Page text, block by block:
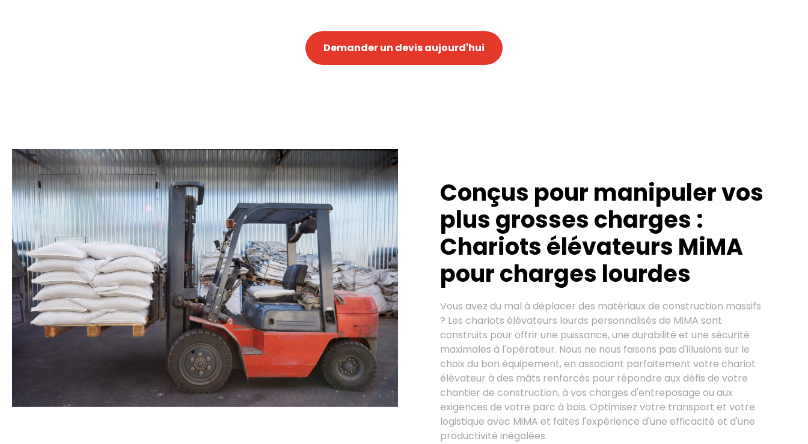
Demander un devis aujourd'hui
Conçus pour manipuler vos
plus grosses charges :
Chariots élévateurs MiMA
pour charges lourdes
Vous avez du mal à déplacer des matériaux de construction massifs
? Les chariots élévateurs lourds personnalisés de MiMA sont
construits pour offrir une puissance, une durabilité et une sécurité
maximales à l'opérateur. Nous ne nous faisons pas d'illusions sur le
choix du bon équipement, en associant parfaitement votre chariot
élévateur à des mâts renforcés pour répondre aux défis de votre
chantier de construction, à vos charges d'entreposage ou aux
exigences de votre parc à bois. Optimisez votre transport et votre
logistique avec MiMA et faites l'expérience d'une efficacité et d'une
productivité inégalées.